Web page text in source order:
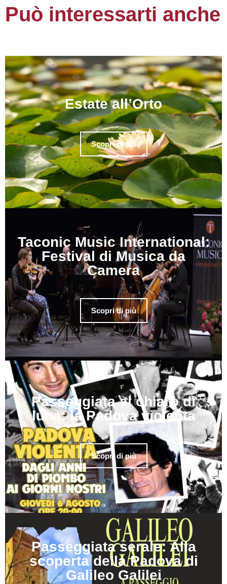
Può interessarti anche
Estate all’Orto
Scopri di più
Taconic Music International:
Festival di Musica da
Camera
Scopri di più
Passeggiata al chiaro di
luna: la Padova violenta
Scopri di più
Passeggiata serale: Alla
scoperta della Padova di
Galileo Galilei